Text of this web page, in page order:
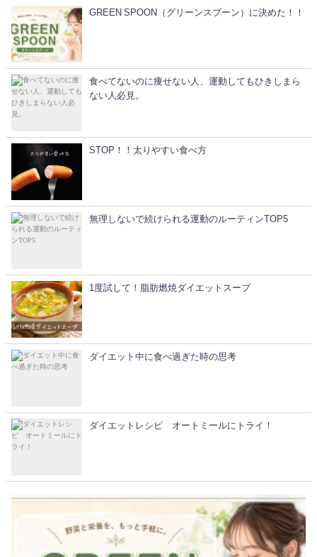
GREEN SPOON（グリーンスプーン）に決めた！！
食べてないのに痩せない人、運動してもひきしまら
ない人必見。
STOP！！太りやすい食べ方
無理しないで続けられる運動のルーティンTOP5
1度試して！脂肪燃焼ダイエットスープ
ダイエット中に食べ過ぎた時の思考
ダイエットレシピ オートミールにトライ！